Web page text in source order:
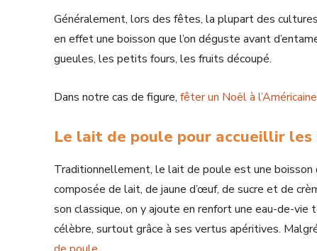
Généralement, lors des fêtes, la plupart des
en effet une boisson que l’on déguste avant
gueules, les petits fours, les fruits découpé.
Dans notre cas de figure, fêter un Noël à l’Américaine
Le lait de poule pour accueillir
Traditionnellement, le lait de poule est une
composée de lait, de jaune d’œuf, de sucre et de
son classique, on y ajoute en renfort une eau-de-
célèbre, surtout grâce à ses vertus apéritives.